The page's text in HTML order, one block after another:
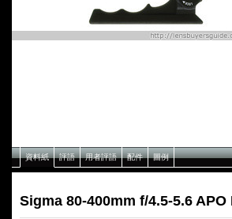
資料紙 評語 用者評語 配件 圖例
Sigma 80-400mm f/4.5-5.6 APO